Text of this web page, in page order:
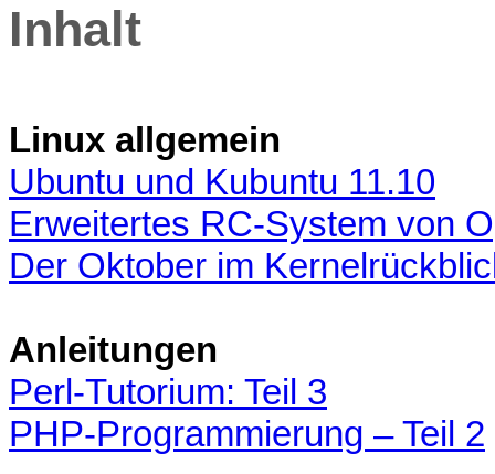
Inhalt
Linux allgemein
Ubuntu und Kubuntu 11.10
Erweitertes RC-System von
Der Oktober im
Anleitungen
Perl-Tutorium: Teil 3
PHP-Programmierung – Teil 2